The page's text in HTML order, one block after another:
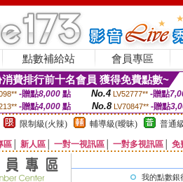
點數補給站 會員專區
費排行前十名會員 獲得免費點數~
-贈點8,000點 No.4 LV52777** -贈點
-贈點4,000 點 No.8 LV70847** -贈點
限制級(火辣) 輔導級(曖昧) 普通
區 新人區 一對一視訊區 一對多視訊區 免
我的點數銀